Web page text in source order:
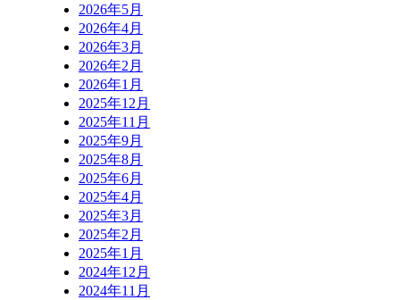
2026年5月
2026年4月
2026年3月
2026年2月
2026年1月
2025年12月
2025年11月
2025年9月
2025年8月
2025年6月
2025年4月
2025年3月
2025年2月
2025年1月
2024年12月
2024年11月